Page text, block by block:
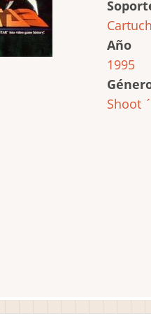
Año
1995
Shoot